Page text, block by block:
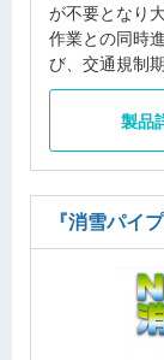
が不要となり
作業との同時
び、交通規制
製品
『消雪パイ